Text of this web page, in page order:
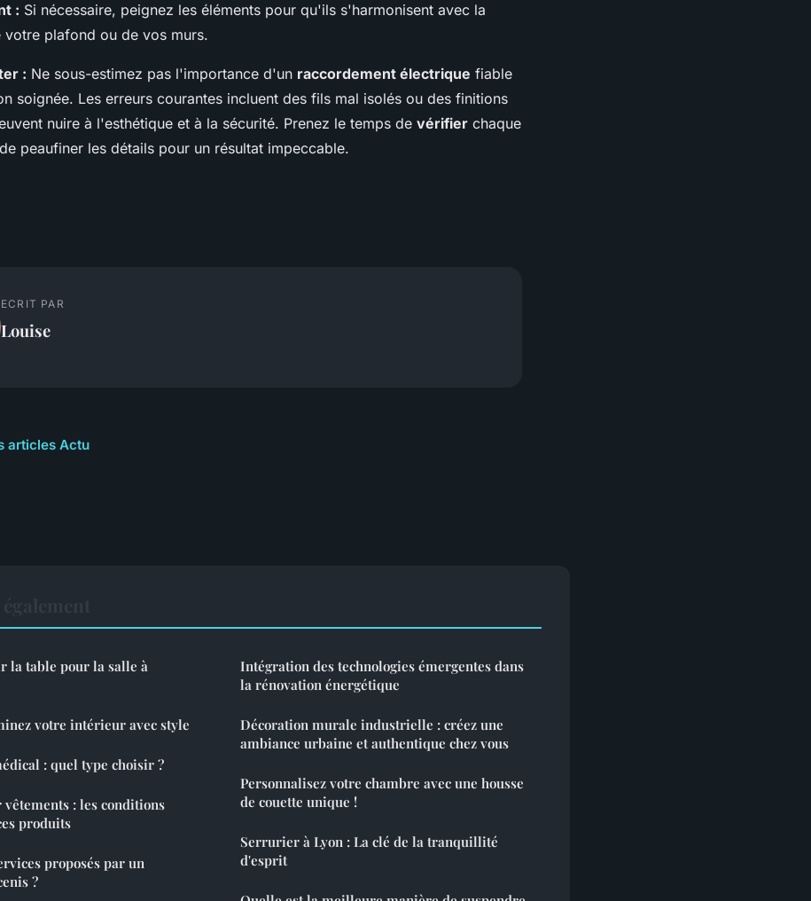
: Si nécessaire, peignez les éléments pour qu'ils s'harmonisent avec la
votre plafond ou de vos murs.
: Ne sous-estimez pas l'importance d'un raccordement électrique fiable
soignée. Les erreurs courantes incluent des fils mal isolés ou des finitions
nuire à l'esthétique et à la sécurité. Prenez le temps de vérifier chaque
peaufiner les détails pour un résultat impeccable.
ECRIT PAR
Louise
articles Actu
la table pour la salle à
votre intérieur avec style
: quel type choisir ?
vêtements : les conditions
produits
proposés par un
?
Intégration des technologies émergentes dans
la rénovation énergétique
Décoration murale industrielle : créez une
ambiance urbaine et authentique chez vous
Personnalisez votre chambre avec une housse
de couette unique !
Serrurier à Lyon : La clé de la tranquillité
d'esprit